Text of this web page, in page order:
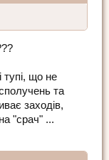
тупі, що не
та
заходів,
"срач" ...